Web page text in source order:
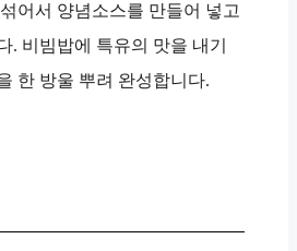
어서 양념소스를 만들어 넣고
. 비빔밥에 특유의 맛을 내기
한 방울 뿌려 완성합니다.